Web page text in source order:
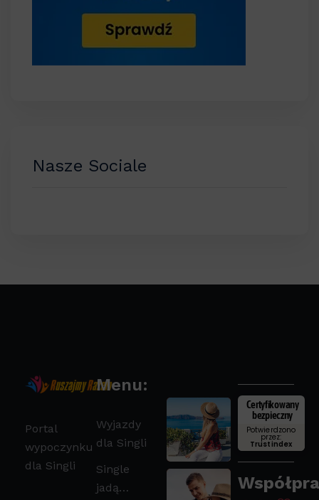
Nasze Sociale
Portal
wypoczynku
dla Singli
Menu:
Wyjazdy
dla Singli
Single
jadą…
Certyfikowany
bezpieczny
Potwierdzono
przez:
Trustindex